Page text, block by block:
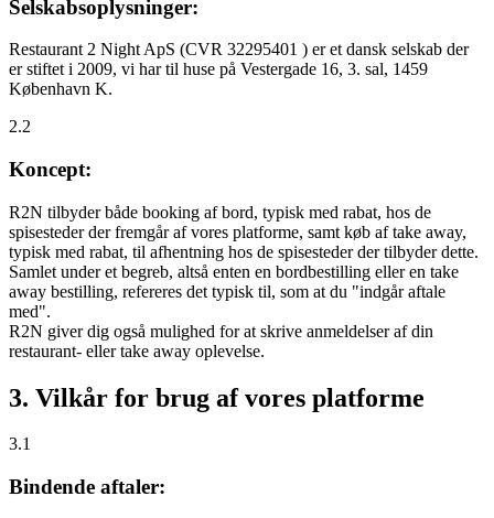
Selskabsoplysninger:
Restaurant 2 Night ApS (CVR 32295401 ) er et dansk selskab der
er stiftet i 2009, vi har til huse på Vestergade 16, 3. sal, 1459
København K.
2.2
Koncept:
R2N tilbyder både booking af bord, typisk med rabat, hos de
spisesteder der fremgår af vores platforme, samt køb af take away,
typisk med rabat, til afhentning hos de spisesteder der tilbyder dette.
Samlet under et begreb, altså enten en bordbestilling eller en take
away bestilling, refereres det typisk til, som at du "indgår aftale
med".
R2N giver dig også mulighed for at skrive anmeldelser af din
restaurant- eller take away oplevelse.
3. Vilkår for brug af vores platforme
3.1
Bindende aftaler: